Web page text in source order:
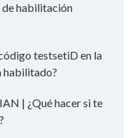
de habilitación
testsetiD en la
habilitado?
| ¿Qué hacer si te